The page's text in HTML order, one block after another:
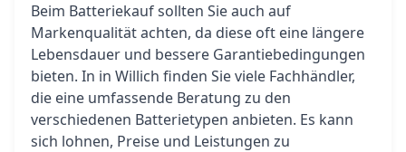
Beim Batteriekauf sollten Sie auch auf
Markenqualität achten, da diese oft eine längere
Lebensdauer und bessere Garantiebedingungen
bieten. In in Willich finden Sie viele Fachhändler,
die eine umfassende Beratung zu den
verschiedenen Batterietypen anbieten. Es kann
sich lohnen, Preise und Leistungen zu